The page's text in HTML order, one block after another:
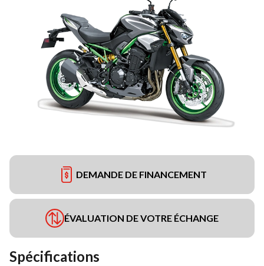
DEMANDE DE FINANCEMENT
ÉVALUATION DE VOTRE ÉCHANGE
Spécifications